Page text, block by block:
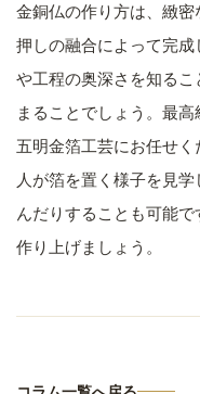
金銅仏の作り方は、緻
押しの融合によって完
や工程の奥深さを知る
まることでしょう。最高
五明金箔工芸にお任せ
人が箔を置く様子を見
んだりすることも可能
作り上げましょう。